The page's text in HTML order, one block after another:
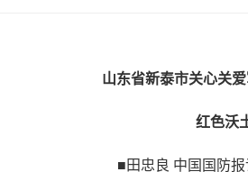
山东省新泰市关心关
红色沃
■田忠良 中国国防